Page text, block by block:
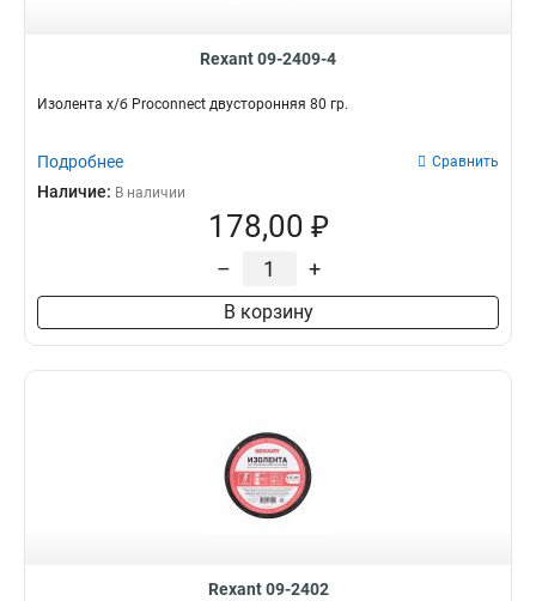
Rexant 09-2409-4
Изолента х/б Proconnect двусторонняя 80 гр.
Подробнее Сравнить
Наличие: В наличии
178,00 ₽
– +
В корзину
Rexant 09-2402